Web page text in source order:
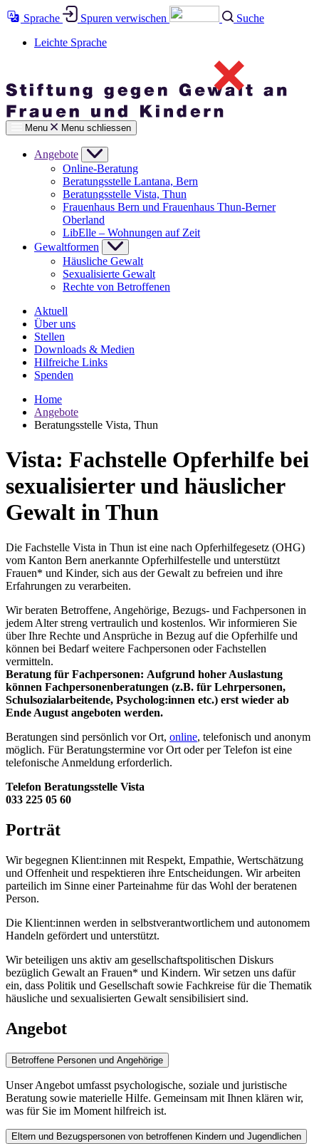
Sprache Spuren verwischen
Suche
Leichte Sprache
Menu Menu schliessen
Angebote
Online-Beratung
Beratungsstelle Lantana, Bern
Beratungsstelle Vista, Thun
Frauenhaus Bern und Frauenhaus Thun-Berner
Oberland
LibElle – Wohnungen auf Zeit
Gewaltformen
Häusliche Gewalt
Sexualisierte Gewalt
Rechte von Betroffenen
Aktuell
Über uns
Stellen
Downloads & Medien
Hilfreiche Links
Spenden
Home
Angebote
Beratungsstelle Vista, Thun
Vista: Fachstelle Opferhilfe bei
sexualisierter und häuslicher
Gewalt in Thun
Die Fachstelle Vista in Thun ist eine nach Opferhilfegesetz (OHG)
vom Kanton Bern anerkannte Opferhilfestelle und unterstützt
Frauen* und Kinder, sich aus der Gewalt zu befreien und ihre
Erfahrungen zu verarbeiten.
Wir beraten Betroffene, Angehörige, Bezugs- und Fachpersonen in
jedem Alter streng vertraulich und kostenlos. Wir informieren Sie
über Ihre Rechte und Ansprüche in Bezug auf die Opferhilfe und
können bei Bedarf weitere Fachpersonen oder Fachstellen
vermitteln.
Beratung für Fachpersonen: Aufgrund hoher Auslastung
können Fachpersonenberatungen (z.B. für Lehrpersonen,
Schulsozialarbeitende, Psycholog:innen etc.) erst wieder ab
Ende August angeboten werden.
Beratungen sind persönlich vor Ort, online, telefonisch und anonym
möglich. Für Beratungstermine vor Ort oder per Telefon ist eine
telefonische Anmeldung erforderlich.
Telefon Beratungsstelle Vista
033 225 05 60
Porträt
Wir begegnen Klient:innen mit Respekt, Empathie, Wertschätzung
und Offenheit und respektieren ihre Entscheidungen. Wir arbeiten
parteilich im Sinne einer Parteinahme für das Wohl der beratenen
Person.
Die Klient:innen werden in selbstverantwortlichem und autonomem
Handeln gefördert und unterstützt.
Wir beteiligen uns aktiv am gesellschaftspolitischen Diskurs
bezüglich Gewalt an Frauen* und Kindern. Wir setzen uns dafür
ein, dass Politik und Gesellschaft sowie Fachkreise für die Thematik
häusliche und sexualisierten Gewalt sensibilisiert sind.
Angebot
Betroffene Personen und Angehörige
Unser Angebot umfasst psychologische, soziale und juristische
Beratung sowie materielle Hilfe. Gemeinsam mit Ihnen klären wir,
was für Sie im Moment hilfreich ist.
Eltern und Bezugspersonen von betroffenen Kindern und Jugendlichen